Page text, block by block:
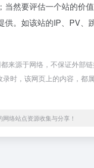
当然要评估一个站的价
。如该站的IP、PV、
来源于网络，不保证外部
时，该网页上的内容，都
络站点资源收集与分享！